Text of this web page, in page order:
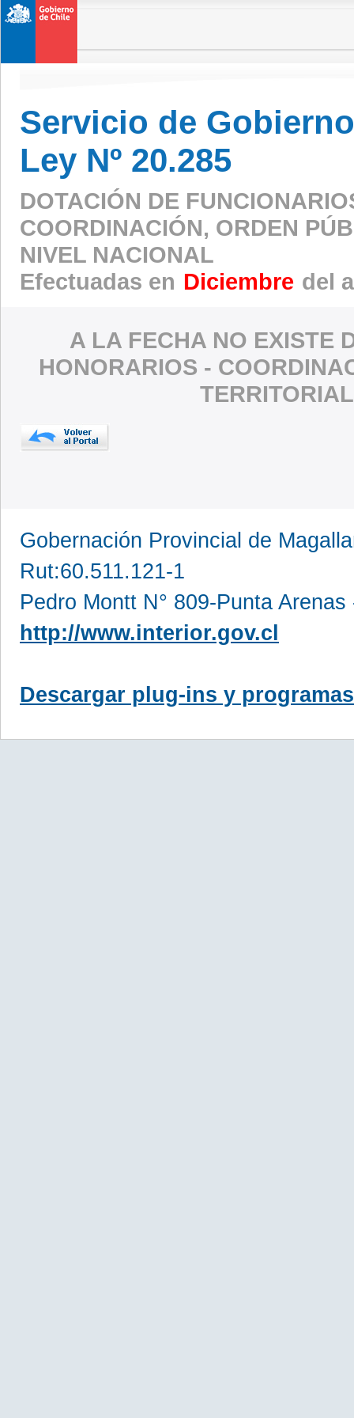
Servicio de
Ley Nº 20.285
DOTACIÓN DE
COORDINACIÓN, ORDEN
NIVEL NACIONAL
Efectuadas en Diciembre del
A LA FECHA NO EXISTE
HONORARIOS -
Gobernación Provincial de
Rut:60.511.121-1
Pedro Montt N° 809-Punta
http://www.interior.gov.cl
Descargar plug-ins y